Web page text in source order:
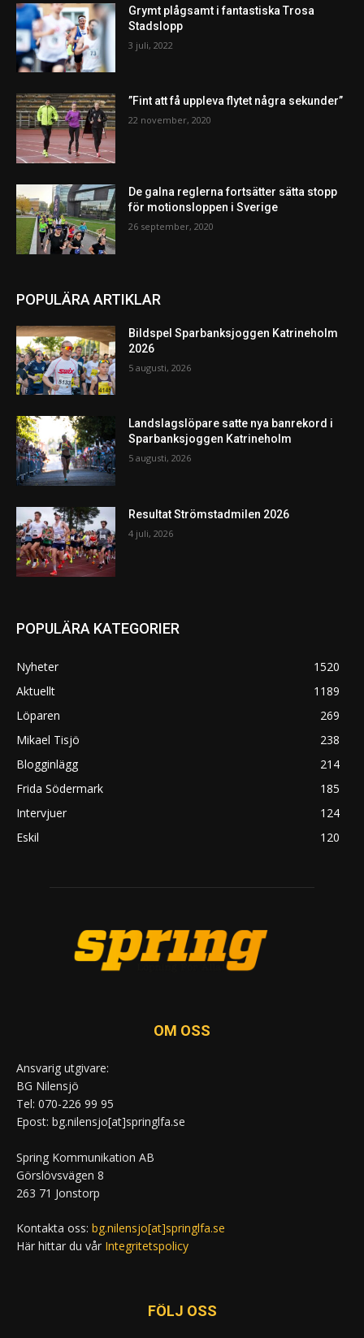
Grymt plågsamt i fantastiska Trosa
Stadslopp
3 juli, 2022
”Fint att få uppleva flytet några sekunder”
22 november, 2020
De galna reglerna fortsätter sätta stopp
för motionsloppen i Sverige
26 september, 2020
POPULÄRA ARTIKLAR
Bildspel Sparbanksjoggen Katrineholm
2026
5 augusti, 2026
Landslagslöpare satte nya banrekord i
Sparbanksjoggen Katrineholm
5 augusti, 2026
Resultat Strömstadmilen 2026
4 juli, 2026
POPULÄRA KATEGORIER
Nyheter
1520
Aktuellt
1189
Löparen
269
Mikael Tisjö
238
Blogginlägg
214
Frida Södermark
185
Intervjuer
124
Eskil
120
OM OSS
Ansvarig utgivare:
BG Nilensjö
Tel: 070-226 99 95
Epost: bg.nilensjo[at]springlfa.se
Spring Kommunikation AB
Görslövsvägen 8
263 71 Jonstorp
Kontakta oss: bg.nilensjo[at]springlfa.se
Här hittar du vår Integritetspolicy
FÖLJ OSS